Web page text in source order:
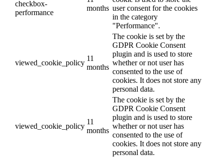
checkbox-
performance
months user consent for the cookies
in the category
"Performance".
viewed_cookie_policy
11
months
The cookie is set by the
GDPR Cookie Consent
plugin and is used to store
whether or not user has
consented to the use of
cookies. It does not store any
personal data.
viewed_cookie_policy
11
months
The cookie is set by the
GDPR Cookie Consent
plugin and is used to store
whether or not user has
consented to the use of
cookies. It does not store any
personal data.